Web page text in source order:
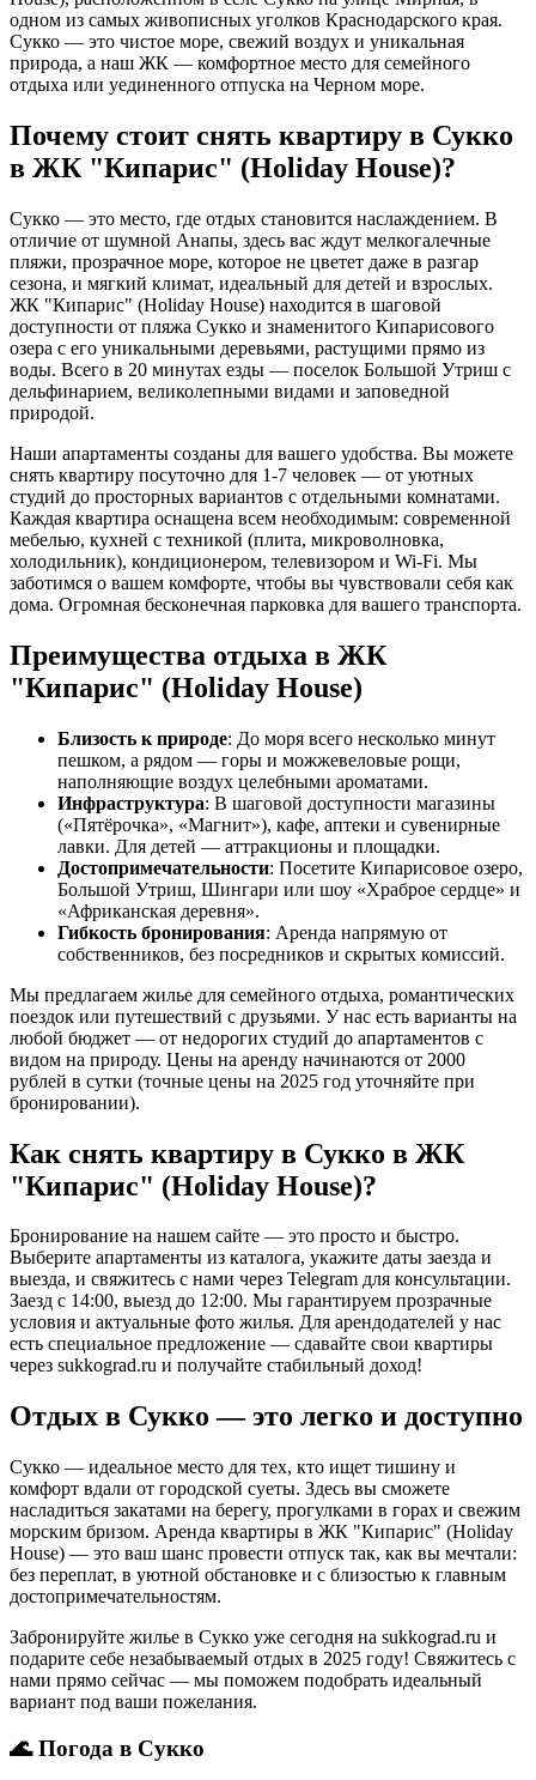
одном из самых живописных уголков Краснодарского края.
Сукко — это чистое море, свежий воздух и уникальная
природа, а наш ЖК — комфортное место для семейного
отдыха или уединенного отпуска на Черном море.
Почему стоит снять квартиру в Сукко
в ЖК "Кипарис" (Holiday House)?
Сукко — это место, где отдых становится наслаждением. В
отличие от шумной Анапы, здесь вас ждут мелкогалечные
пляжи, прозрачное море, которое не цветет даже в разгар
сезона, и мягкий климат, идеальный для детей и взрослых.
ЖК "Кипарис" (Holiday House) находится в шаговой
доступности от пляжа Сукко и знаменитого Кипарисового
озера с его уникальными деревьями, растущими прямо из
воды. Всего в 20 минутах езды — поселок Большой Утриш с
дельфинарием, великолепными видами и заповедной
природой.
Наши апартаменты созданы для вашего удобства. Вы можете
снять квартиру посуточно для 1-7 человек — от уютных
студий до просторных вариантов с отдельными комнатами.
Каждая квартира оснащена всем необходимым: современной
мебелью, кухней с техникой (плита, микроволновка,
холодильник), кондиционером, телевизором и Wi-Fi. Мы
заботимся о вашем комфорте, чтобы вы чувствовали себя как
дома. Огромная бесконечная парковка для вашего транспорта.
Преимущества отдыха в ЖК
"Кипарис" (Holiday House)
Близость к природе: До моря всего несколько минут
пешком, а рядом — горы и можжевеловые рощи,
наполняющие воздух целебными ароматами.
Инфраструктура: В шаговой доступности магазины
(«Пятёрочка», «Магнит»), кафе, аптеки и сувенирные
лавки. Для детей — аттракционы и площадки.
Достопримечательности: Посетите Кипарисовое озеро,
Большой Утриш, Шингари или шоу «Храброе сердце» и
«Африканская деревня».
Гибкость бронирования: Аренда напрямую от
собственников, без посредников и скрытых комиссий.
Мы предлагаем жилье для семейного отдыха, романтических
поездок или путешествий с друзьями. У нас есть варианты на
любой бюджет — от недорогих студий до апартаментов с
видом на природу. Цены на аренду начинаются от 2000
рублей в сутки (точные цены на 2025 год уточняйте при
бронировании).
Как снять квартиру в Сукко в ЖК
"Кипарис" (Holiday House)?
Бронирование на нашем сайте — это просто и быстро.
Выберите апартаменты из каталога, укажите даты заезда и
выезда, и свяжитесь с нами через Telegram для консультации.
Заезд с 14:00, выезд до 12:00. Мы гарантируем прозрачные
условия и актуальные фото жилья. Для арендодателей у нас
есть специальное предложение — сдавайте свои квартиры
через sukkograd.ru и получайте стабильный доход!
Отдых в Сукко — это легко и доступно
Сукко — идеальное место для тех, кто ищет тишину и
комфорт вдали от городской суеты. Здесь вы сможете
насладиться закатами на берегу, прогулками в горах и свежим
морским бризом. Аренда квартиры в ЖК "Кипарис" (Holiday
House) — это ваш шанс провести отпуск так, как вы мечтали:
без переплат, в уютной обстановке и с близостью к главным
достопримечательностям.
Забронируйте жилье в Сукко уже сегодня на sukkograd.ru и
подарите себе незабываемый отдых в 2025 году! Свяжитесь с
нами прямо сейчас — мы поможем подобрать идеальный
вариант под ваши пожелания.
🌊 Погода в Сукко